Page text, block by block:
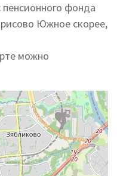
фонда
Южное скорее,
можно